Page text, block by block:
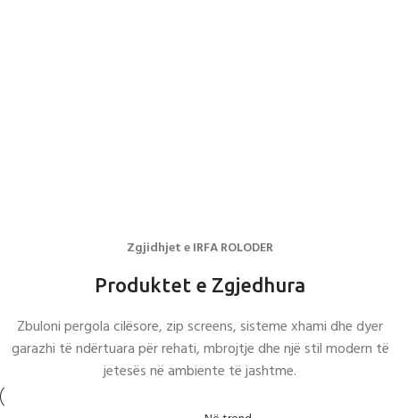
Zgjidhjet e IRFA ROLODER
Produktet e Zgjedhura
Zbuloni pergola cilësore, zip screens, sisteme xhami dhe dyer
garazhi të ndërtuara për rehati, mbrojtje dhe një stil modern të
jetesës në ambiente të jashtme.